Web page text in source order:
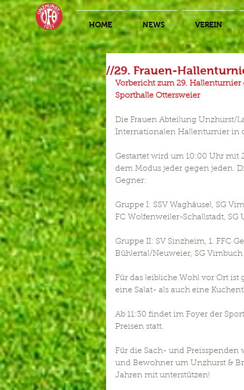
HOME NEWS VEREIN
//29. Frauen-
Vorbericht zum 29. Hallenturnier
Sporthalle Ottersweier
Die Frauen Abteilung Unzhurst/
Internationalen Hallenturnier in
Gestartet wird um 10:00 Uhr mit
dem Modus jeder gegen jeden.
Gegner:
Gruppe I: SSV Waghäusel, SG
FC Wolfenweiler-Schallstadt, SG
Gruppe II: SV Sinzheim, 1. FFC
Bühlertal/Neuweier, SG Vimbuch
Für das leibliche Wohl vor Ort ist
eine Salat- als auch eine
Ab 11:30 findet im Foyer der
Preisen statt.
Für die Sach- und
und Bewohner um Unzhurst &
Jahren mit unterstützen!